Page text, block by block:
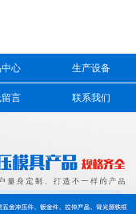
中心 生产设备
言 联系我们
搜索